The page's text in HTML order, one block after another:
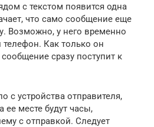
с текстом появится одна
что само сообщение еще
Возможно, у него временно
Как только он
сразу поступит к
с устройства отправителя,
ее месте будут часы,
с отправкой. Следует